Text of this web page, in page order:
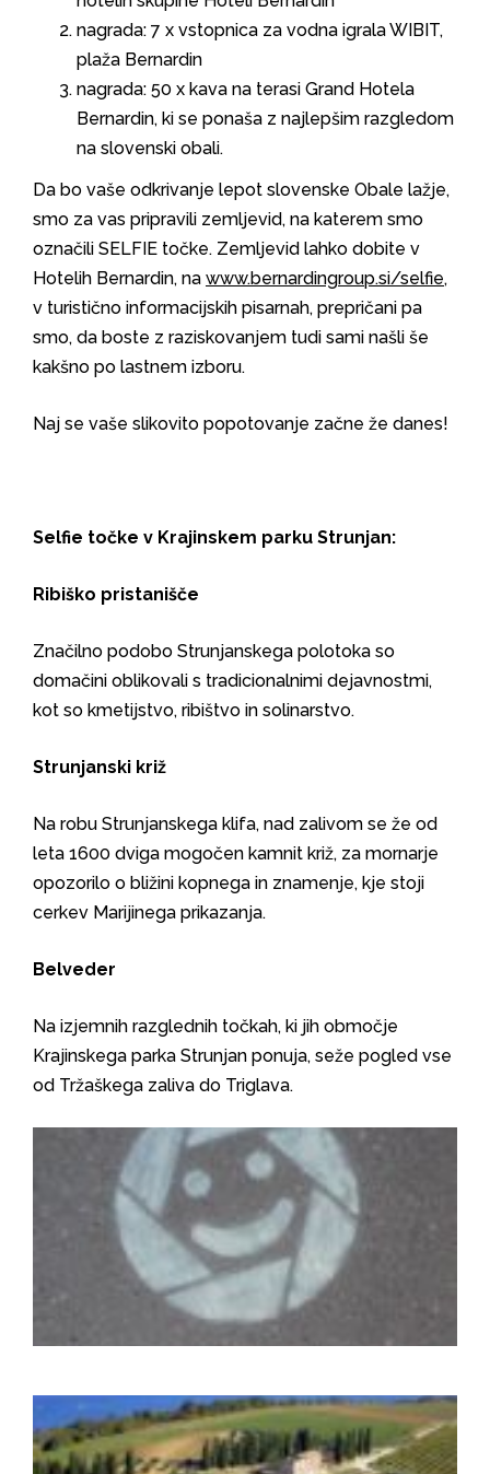
nagrada: 7 x vstopnica za vodna igrala WIBIT,
plaža Bernardin
nagrada: 50 x kava na terasi Grand Hotela
Bernardin, ki se ponaša z najlepšim razgledom
na slovenski obali.
Da bo vaše odkrivanje lepot slovenske Obale lažje,
smo za vas pripravili zemljevid, na katerem smo
označili SELFIE točke. Zemljevid lahko dobite v
Hotelih Bernardin, na www.bernardingroup.si/selfie,
v turistično informacijskih pisarnah, prepričani pa
smo, da boste z raziskovanjem tudi sami našli še
kakšno po lastnem izboru.
Naj se vaše slikovito popotovanje začne že danes!
Selfie točke v Krajinskem parku Strunjan:
Ribiško pristanišče
Značilno podobo Strunjanskega polotoka so
domačini oblikovali s tradicionalnimi dejavnostmi,
kot so kmetijstvo, ribištvo in solinarstvo.
Strunjanski križ
Na robu Strunjanskega klifa, nad zalivom se že od
leta 1600 dviga mogočen kamnit križ, za mornarje
opozorilo o bližini kopnega in znamenje, kje stoji
cerkev Marijinega prikazanja.
Belveder
Na izjemnih razglednih točkah, ki jih območje
Krajinskega parka Strunjan ponuja, seže pogled vse
od Tržaškega zaliva do Triglava.